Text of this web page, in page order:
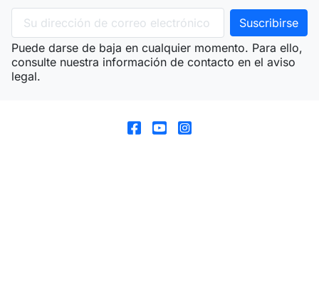
Puede darse de baja en cualquier momento. Para ello,
consulte nuestra información de contacto en el aviso
legal.